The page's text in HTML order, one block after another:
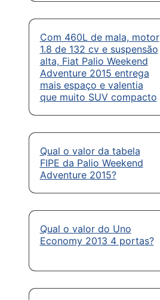
Com 460L de mala, motor
1.8 de 132 cv e suspensão
alta, Fiat Palio Weekend
Adventure 2015 entrega
mais espaço e valentia
que muito SUV compacto
Qual o valor da tabela
FIPE da Palio Weekend
Adventure 2015?
Qual o valor do Uno
Economy 2013 4 portas?